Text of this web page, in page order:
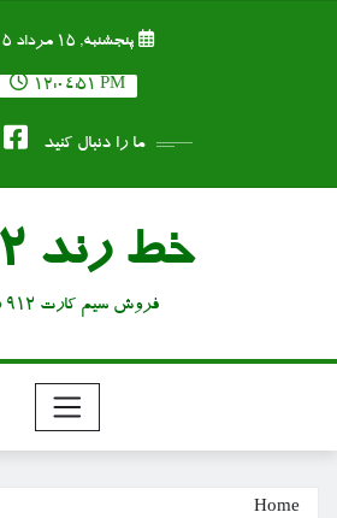
پنجشنبه, ۱۵ مرداد ۱۴۰۵
12:04:52 PM
ما را دنبال کنید
خط رند 912
فروش سیم کارت 912 رند
Home